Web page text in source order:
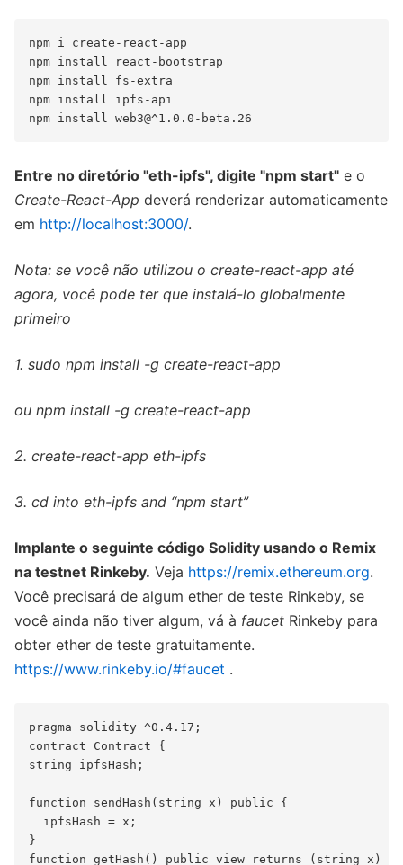
npm i create-react-app
npm install react-bootstrap
npm install fs-extra
npm install ipfs-api
Entre no diretório "eth-ipfs", digite "npm start" e o
Create-React-App deverá renderizar automaticamente
em http://localhost:3000/.
Nota: se você não utilizou o create-react-app até
agora, você pode ter que instalá-lo globalmente
primeiro
1. sudo npm install -g create-react-app
ou npm install -g create-react-app
2. create-react-app eth-ipfs
3. cd into eth-ipfs and “npm start”
Implante o seguinte código Solidity usando o Remix
na testnet Rinkeby. Veja https://remix.ethereum.org.
Você precisará de algum ether de teste Rinkeby, se
você ainda não tiver algum, vá à faucet Rinkeby para
obter ether de teste gratuitamente.
https://www.rinkeby.io/#faucet .
pragma solidity ^0.4.17;
contract Contract {
string ipfsHash;
function sendHash(string x) public {
  ipfsHash = x;
}
function getHash() public view returns (string x) {